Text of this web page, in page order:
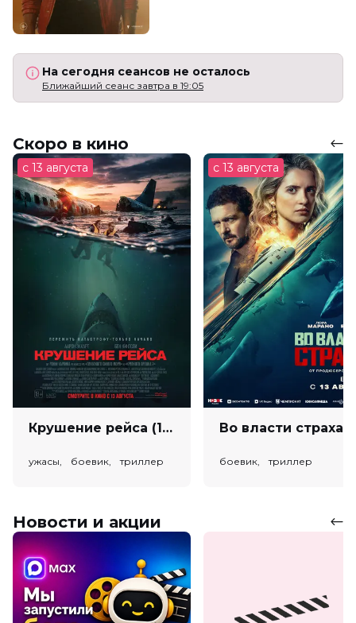
На сегодня сеансов не осталось
Ближайший сеанс завтра в 19:05
Скоро в кино
с 13 августа
Крушение рейса (18+)
ужасы, боевик, триллер
с 13 августа
боевик, триллер
Новости и акции